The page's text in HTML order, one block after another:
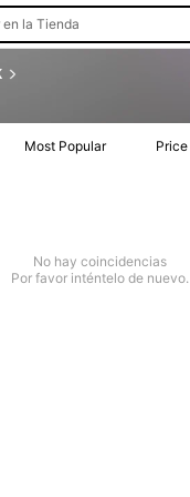
en la Tienda
Most Popular Price
No hay coincidencias
Por favor inténtelo de nuevo.